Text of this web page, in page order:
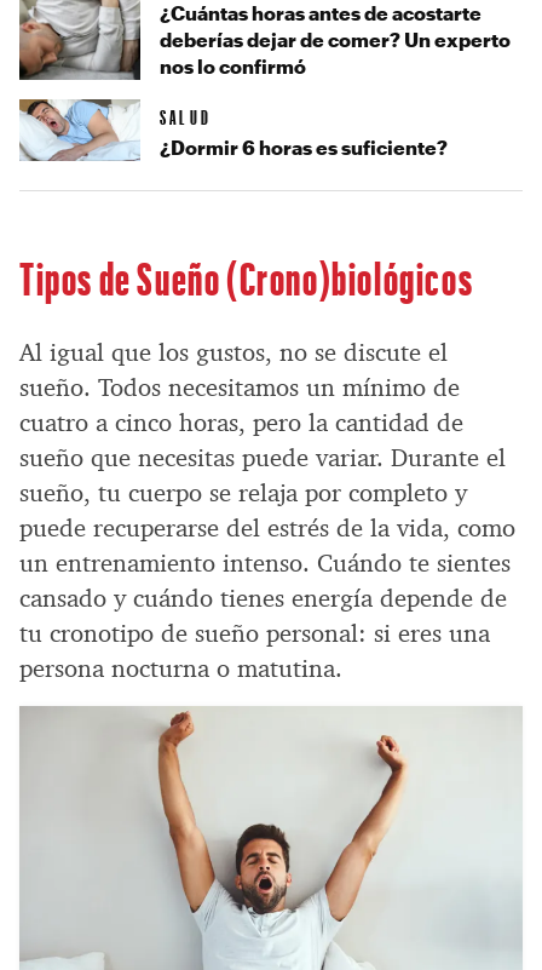
Tipos de Sueño (Crono)biológicos
Al igual que los gustos, no se discute el
sueño. Todos necesitamos un mínimo de
cuatro a cinco horas, pero la cantidad de
sueño que necesitas puede variar. Durante el
sueño, tu cuerpo se relaja por completo y
puede recuperarse del estrés de la vida, como
un entrenamiento intenso. Cuándo te sientes
cansado y cuándo tienes energía depende de
tu cronotipo de sueño personal: si eres una
persona nocturna o matutina.
¿Cuántas horas antes de acostarte
deberías dejar de comer? Un experto
nos lo confirmó
SALUD
¿Dormir 6 horas es suficiente?